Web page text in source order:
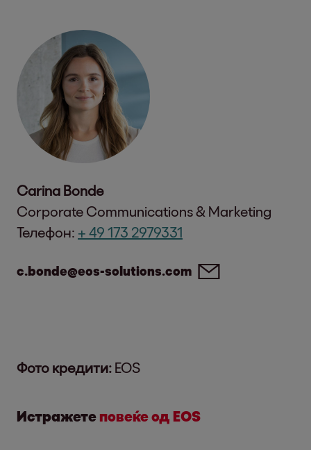
Carina Bonde
Corporate Communications & Marketing
Телефон: + 49 173 2979331
c.bonde@eos-solutions.com
Фото кредити: EOS
Истражете повеќе од EOS